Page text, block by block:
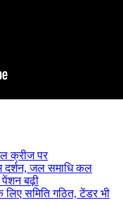
क्रीज पर
दर्शन, जल समाधि कल
पेंशन बढ़ी
समिति गठित, टेंडर भी